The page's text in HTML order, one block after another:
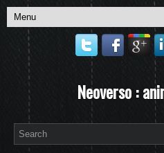
Neoverso :